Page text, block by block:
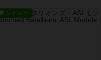
レビュー